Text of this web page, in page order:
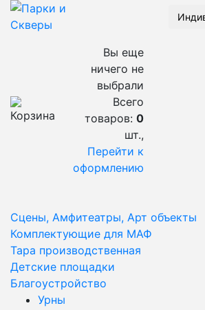
Вы еще
ничего не
выбрали
Всего
товаров: 0
шт.,
Перейти к
оформлению
Сцены, Амфитеатры, Арт объекты
Комплектующие для МАФ
Тара производственная
Детские площадки
Благоустройство
Урны